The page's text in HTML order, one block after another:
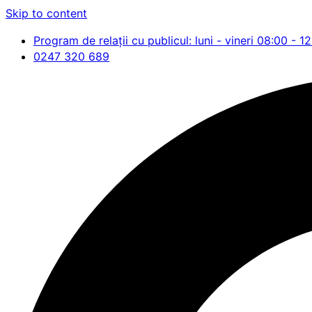
Skip to content
Program de relații cu publicul: luni - vineri 08:00 -
0247 320 689